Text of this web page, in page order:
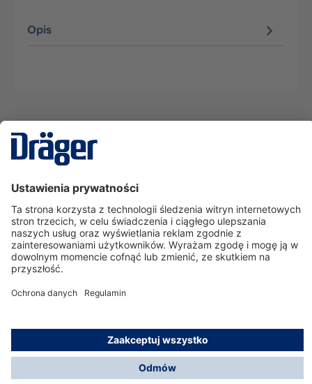
Opis
Serwisowa linia hotline
O nas
Korzystanie ze sklepu
© Dräger Polska Sp. z o.o., 2025
*Wszystkie ceny bez VAT, na warunkach opisanych w